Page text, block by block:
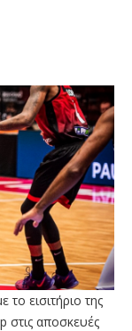
εισιτήριο της
στις αποσκευές